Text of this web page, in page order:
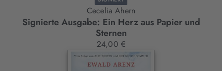
Cecelia Ahern
Signierte Ausgabe: Ein Herz aus Papier und
Sternen
24,00 €